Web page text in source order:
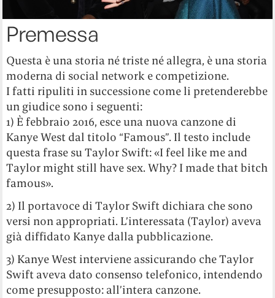
Premessa
Questa è una storia né triste né allegra, è una storia
moderna di social network e competizione.
I fatti ripuliti in successione come li pretenderebbe
un giudice sono i seguenti:
1) È febbraio 2016, esce una nuova canzone di
Kanye West dal titolo “Famous”. Il testo include
questa frase su Taylor Swift: «I feel like me and
Taylor might still have sex. Why? I made that bitch
famous».
2) Il portavoce di Taylor Swift dichiara che sono
versi non appropriati. L’interessata (Taylor) aveva
già diffidato Kanye dalla pubblicazione.
3) Kanye West interviene assicurando che Taylor
Swift aveva dato consenso telefonico, intendendo
come presupposto: all’intera canzone.